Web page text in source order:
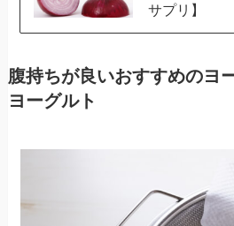
サプリ】
腹持ちが良いおすすめのヨ
ヨーグルト